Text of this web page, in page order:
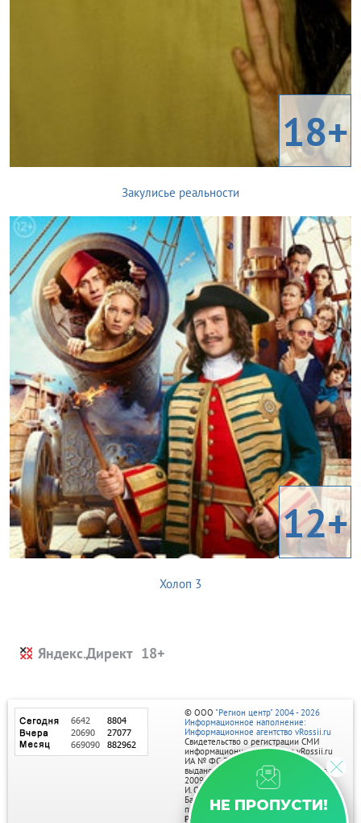
18+
Закулисье реальности
12+
Холоп 3
Яндекс.Директ
НЕ ПРОПУСТИ!
© ООО "Регион центр" 2004 - 2026
Информационное наполнение:
Информационное агентство vRossii.ru
Свидетельство о регистрации СМИ
информационного агентства vRossii.ru
ИА № ФС 77‑35502
выдано РОСКОМНАДЗОРом 04 марта
2009г.
И. О. Главного редактора Нарыков А. Н.
Баннеры на портале размещаются на
правах рекламы.
Реклама на портале: